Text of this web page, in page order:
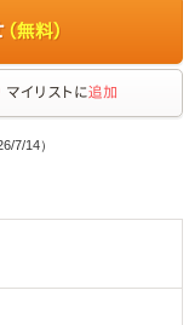
7/14）